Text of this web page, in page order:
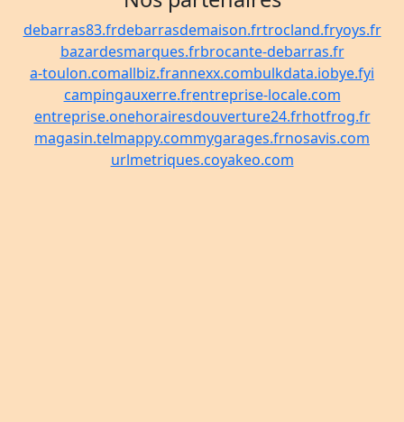
debarras83.frdebarrasdemaison.frtrocland.fryoys.fr
bazardesmarques.frbrocante-debarras.fr
a-toulon.comallbiz.frannexx.combulkdata.iobye.fyi
campingauxerre.frentreprise-locale.com
entreprise.onehorairesdouverture24.frhotfrog.fr
magasin.telmappy.commygarages.frnosavis.com
urlmetriques.coyakeo.com